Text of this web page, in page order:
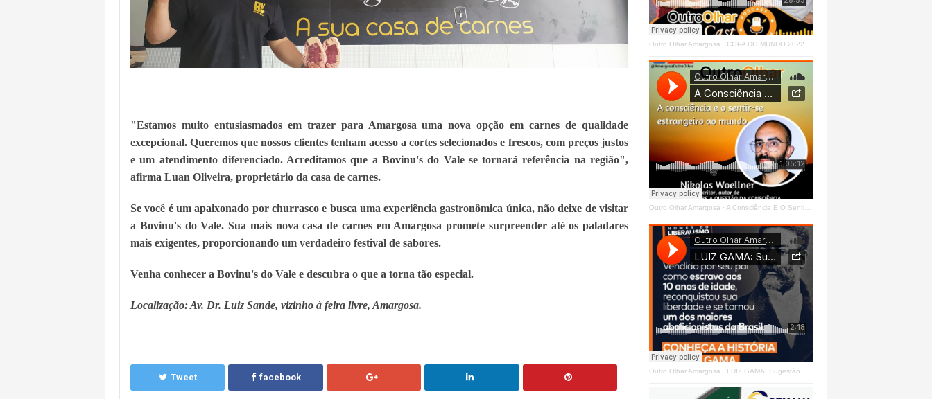
"Estamos muito entusiasmados em trazer para Amargosa uma nova opção em carnes de qualidade
excepcional. Queremos que nossos clientes tenham acesso a cortes selecionados e frescos, com preços justos
e um atendimento diferenciado. Acreditamos que a Bovinu's do Vale se tornará referência na região",
afirma Luan Oliveira, proprietário da casa de carnes.
Se você é um apaixonado por churrasco e busca uma experiência gastronômica única, não deixe de visitar
a Bovinu's do Vale. Sua mais nova casa de carnes em Amargosa promete surpreender até os paladares
mais exigentes, proporcionando um verdadeiro festival de sabores.
Venha conhecer a Bovinu's do Vale e descubra o que a torna tão especial.
Localização: Av. Dr. Luiz Sande, vizinho à feira livre, Amargosa.
Tweet facebook
Outro Olhar Amargosa · COPA DO MUNDO 2022 - OUTRO OLHAR CAST #O1 Right
Outro Olhar Amargosa · A Consciência E O Sentir - Se Estrangeiro Ao Mundo
Outro Olhar Amargosa · LUIZ GAMA: Sugestão Outro Olhar